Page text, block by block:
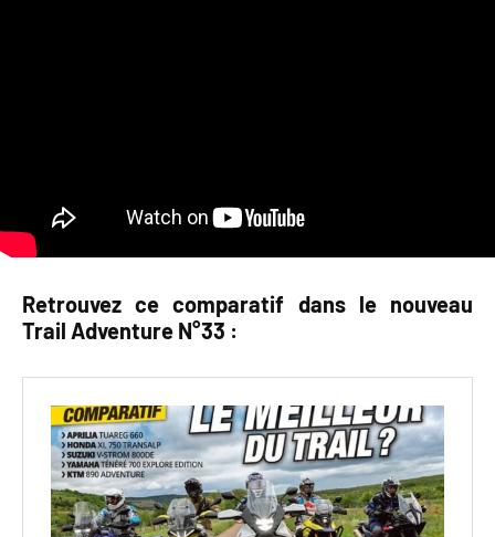
Retrouvez ce comparatif dans le nouveau
Trail Adventure N°33 :